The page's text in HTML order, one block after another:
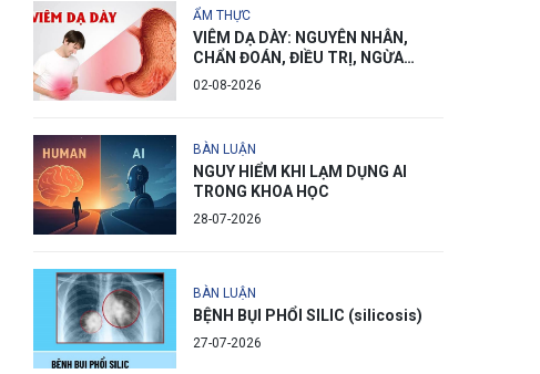
ẨM THỰC
VIÊM DẠ DÀY: NGUYÊN NHÂN,
CHẨN ĐOÁN, ĐIỀU TRỊ, NGỪA
PHÒNG
02-08-2026
BÀN LUẬN
NGUY HIỂM KHI LẠM DỤNG AI
TRONG KHOA HỌC
28-07-2026
BÀN LUẬN
BỆNH BỤI PHỔI SILIC (silicosis)
27-07-2026